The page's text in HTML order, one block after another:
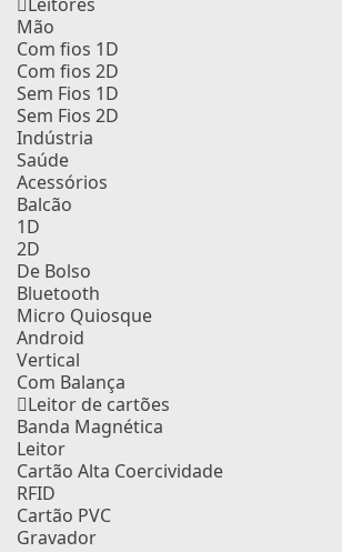
Mão
Com fios 1D
Com fios 2D
Sem Fios 1D
Sem Fios 2D
Indústria
Saúde
Acessórios
Balcão
1D
2D
De Bolso
Bluetooth
Micro Quiosque
Android
Vertical
Com Balança
Leitor de cartões
Banda Magnética
Leitor
Cartão Alta Coercividade
RFID
Cartão PVC
Gravador